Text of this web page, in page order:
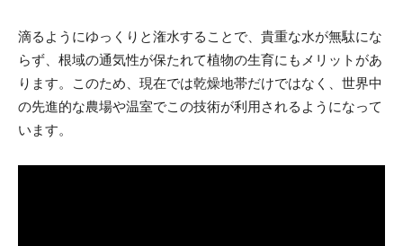
滴るようにゆっくりと潅水することで、貴重な水が無駄にな
らず、根域の通気性が保たれて植物の生育にもメリットがあ
ります。このため、現在では乾燥地帯だけではなく、世界中
の先進的な農場や温室でこの技術が利用されるようになって
います。